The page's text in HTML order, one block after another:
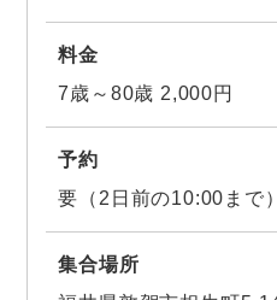
料金
7歳～80歳 2,000円
予約
要（2日前の10:00まで）
集合場所